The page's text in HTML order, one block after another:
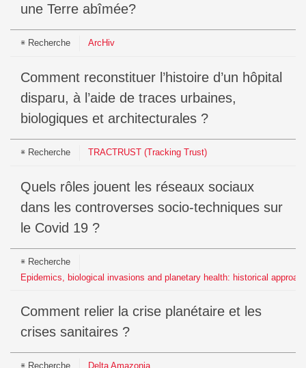
une Terre abîmée?
Recherche ArcHiv
Comment reconstituer l’histoire d’un hôpital
disparu, à l’aide de traces urbaines,
biologiques et architecturales ?
Recherche TRACTRUST (Tracking Trust)
Quels rôles jouent les réseaux sociaux
dans les controverses socio-techniques sur
le Covid 19 ?
Recherche
Epidemics, biological invasions and planetary health: historical
Comment relier la crise planétaire et les
crises sanitaires ?
Recherche Delta Amazonia